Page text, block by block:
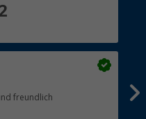
freundlich